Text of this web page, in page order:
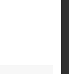
eine